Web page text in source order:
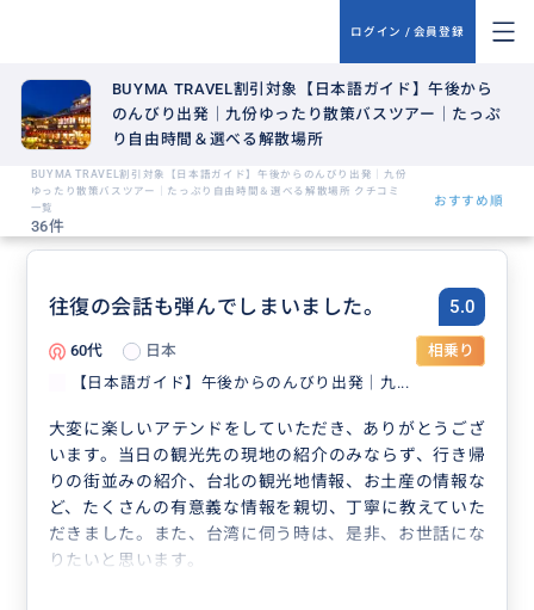
ログイン / 会員登録
BUYMA TRAVEL割引対象【日本語ガイド】午後から
のんびり出発｜九份ゆったり散策バスツアー｜たっぷ
り自由時間＆選べる解散場所
BUYMA TRAVEL割引対象【日本語ガイド】午後からのんびり出発｜九份
ゆったり散策バスツアー｜たっぷり自由時間＆選べる解散場所 クチコミ
一覧
36件
おすすめ順
往復の会話も弾んでしまいました。 5.0
60代 日本
相乗り
【日本語ガイド】午後からのんびり出発｜九...
大変に楽しいアテンドをしていただき、ありがとうござ
います。当日の観光先の現地の紹介のみならず、行き帰
りの街並みの紹介、台北の観光地情報、お土産の情報な
ど、たくさんの有意義な情報を親切、丁寧に教えていた
だきました。また、台湾に伺う時は、是非、お世話にな
りたいと思います。